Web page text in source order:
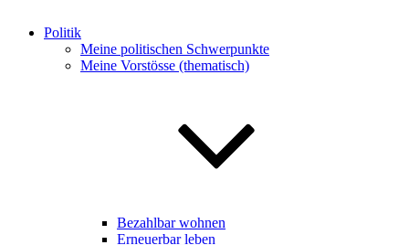
Politik
Meine politischen Schwerpunkte
Meine Vorstösse (thematisch)
Bezahlbar wohnen
Erneuerbar leben